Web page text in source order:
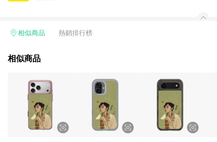
相似商品 熱銷排行榜
相似商品